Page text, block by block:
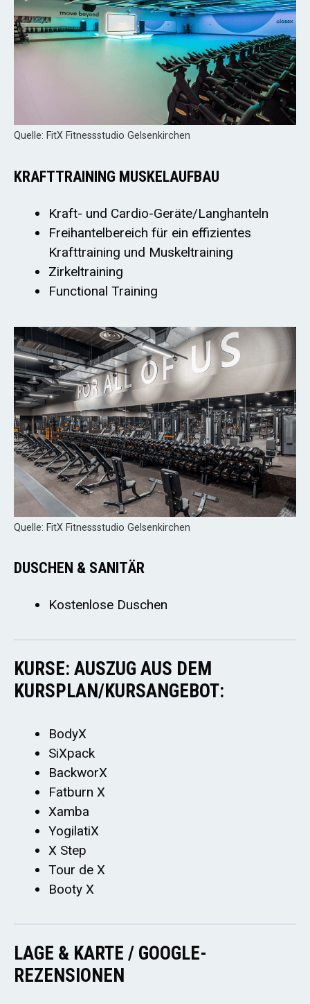
Quelle: FitX Fitnessstudio Gelsenkirchen
KRAFTTRAINING MUSKELAUFBAU
Kraft- und Cardio-Geräte/Langhanteln
Freihantelbereich für ein effizientes
Krafttraining und Muskeltraining
Zirkeltraining
Functional Training
Quelle: FitX Fitnessstudio Gelsenkirchen
DUSCHEN & SANITÄR
Kostenlose Duschen
KURSE: AUSZUG AUS DEM
KURSPLAN/KURSANGEBOT:
BodyX
SiXpack
BackworX
Fatburn X
Xamba
YogilatiX
X Step
Tour de X
Booty X
LAGE & KARTE / GOOGLE-
REZENSIONEN